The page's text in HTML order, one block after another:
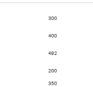
300
400
492
200
350